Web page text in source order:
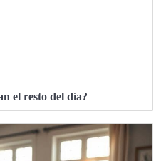
el resto del día?